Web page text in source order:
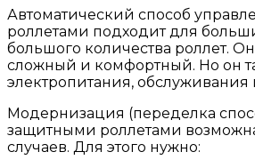
Автоматический способ
роллетами подходит для
большого количества роллет.
сложный и комфортный. Но он
электропитания, обслуживания
Модернизация (переделка
защитными роллетами
случаев. Для этого нужно: